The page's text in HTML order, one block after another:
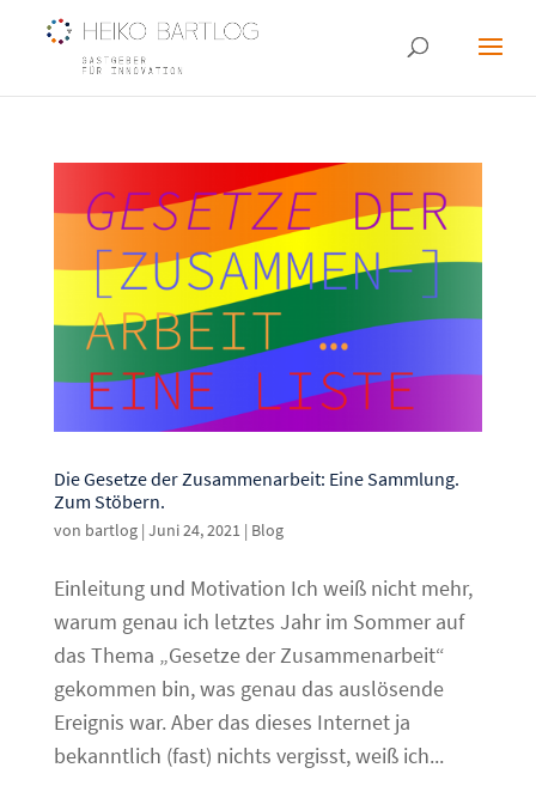
Die Gesetze der Zusammenarbeit: Eine Sammlung.
Zum Stöbern.
von bartlog| Juni 24, 2021 | Blog
Einleitung und Motivation Ich weiß nicht mehr,
warum genau ich letztes Jahr im Sommer auf
das Thema „Gesetze der Zusammenarbeit“
gekommen bin, was genau das auslösende
Ereignis war. Aber das dieses Internet ja
bekanntlich (fast) nichts vergisst, weiß ich...